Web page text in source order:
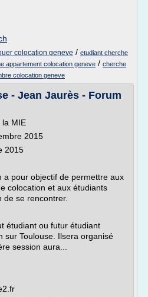
colocation geneve / etudiant cherche
appartement colocation geneve / cherche
colocation geneve
- Jean Jaurès - Forum
la MIE
2015
2015
a pour objectif de permettre aux
colocation et aux étudiants
de se rencontrer.
étudiant ou futur étudiant
sur Toulouse. Ilsera organisé
session aura...